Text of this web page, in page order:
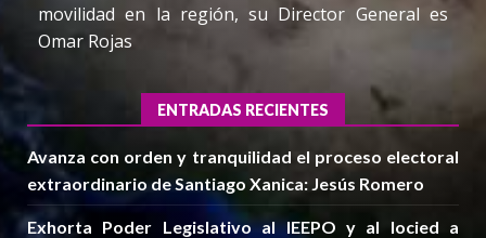
movilidad en la región, su Director General es
Omar Rojas
ENTRADAS RECIENTES
Avanza con orden y tranquilidad el proceso electoral
extraordinario de Santiago Xanica: Jesús Romero
Exhorta Poder Legislativo al IEEPO y al Iocied a